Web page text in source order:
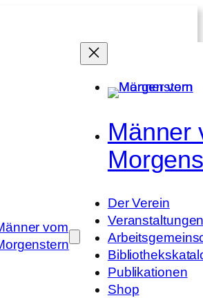
vom
Männer
Der Verein
Publikationen
Shop